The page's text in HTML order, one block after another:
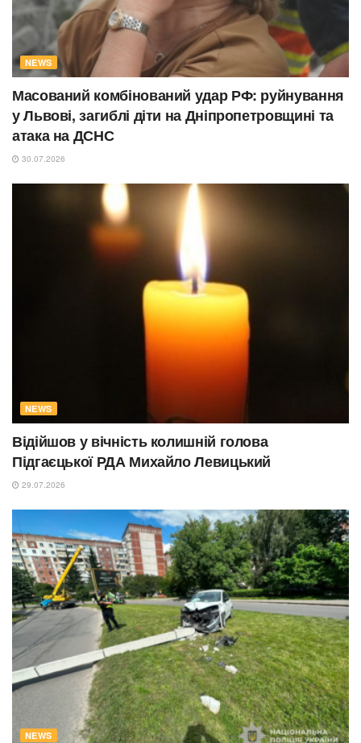
NEWS
Масований комбінований удар РФ: руйнування
у Львові, загиблі діти на Дніпропетровщині та
атака на ДСНС
30.07.2026
NEWS
Відійшов у вічність колишній голова
Підгаєцької РДА Михайло Левицький
29.07.2026
NEWS